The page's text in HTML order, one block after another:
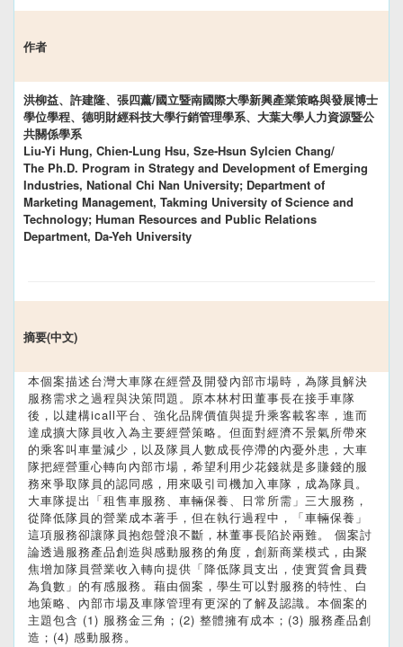
作者
洪柳益、許建隆、張四薰/國立暨南國際大學新興產業策略與發展博士
學位學程、德明財經科技大學行銷管理學系、大葉大學人力資源暨公
共關係學系
Liu-Yi Hung, Chien-Lung Hsu, Sze-Hsun Sylcien Chang/
The Ph.D. Program in Strategy and Development of Emerging
Industries, National Chi Nan University; Department of
Marketing Management, Takming University of Science and
Technology; Human Resources and Public Relations
Department, Da-Yeh University
摘要(中文)
本個案描述台灣大車隊在經營及開發內部市場時，為隊員解決
服務需求之過程與決策問題。原本林村田董事長在接手車隊
後，以建構icall平台、強化品牌價值與提升乘客載客率，進而
達成擴大隊員收入為主要經營策略。但面對經濟不景氣所帶來
的乘客叫車量減少，以及隊員人數成長停滯的內憂外患，大車
隊把經營重心轉向內部市場，希望利用少花錢就是多賺錢的服
務來爭取隊員的認同感，用來吸引司機加入車隊，成為隊員。
大車隊提出「租售車服務、車輛保養、日常所需」三大服務，
從降低隊員的營業成本著手，但在執行過程中，「車輛保養」
這項服務卻讓隊員抱怨聲浪不斷，林董事長陷於兩難。 個案討
論透過服務產品創造與感動服務的角度，創新商業模式，由聚
焦增加隊員營業收入轉向提供「降低隊員支出，使實質會員費
為負數」的有感服務。藉由個案，學生可以對服務的特性、白
地策略、內部市場及車隊管理有更深的了解及認識。本個案的
主題包含 (1) 服務金三角；(2) 整體擁有成本；(3) 服務產品創
造；(4) 感動服務。